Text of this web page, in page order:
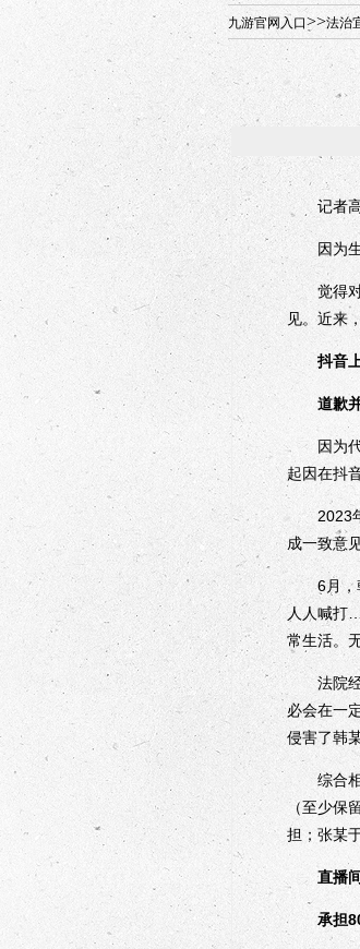
年“招才兴
九游官网入口>>法治
记者高
因为生
觉得对
见。近来
抖音上
道歉并
因为代收
起因在抖
2023年4
成一致意见
6月，韩
人人喊打
常生活。
法院经
必会在一
侵害了韩
综合相
（至少保
担；张某
直播间
承担